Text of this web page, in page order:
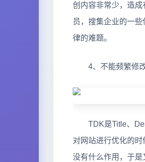
创内容非常少，造
员，搜集企业的一
律的难题。
4、不能频繁修
TDK是Title、
对网站进行优化的
没有什么作用，于